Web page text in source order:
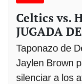
Celtics vs.
JUGADA
Taponazo de
Jaylen Brown
silenciar a los